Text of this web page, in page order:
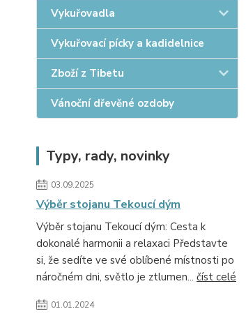
Vykuřovadla
Vykuřovací pícky a kadidelnice
Zboží z Tibetu
Vánoční dřevěné ozdoby
Typy, rady, novinky
03.09.2025
Výběr stojanu Tekoucí dým
Výběr stojanu Tekoucí dým: Cesta k
dokonalé harmonii a relaxaci Představte
si, že sedíte ve své oblíbené místnosti po
náročném dni, světlo je ztlumen... číst celé
01.01.2024